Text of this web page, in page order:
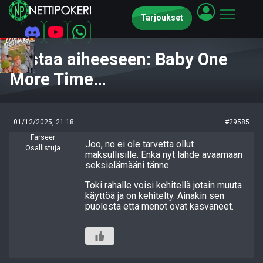
Tarjoukset
Vastaa aiheeseen: Baby One
More Time…
01/12/2025, 21:18
#29585
Farseer
Osallistuja
Joo, no ei ole tarvetta ollut
maksullisille. Enkä nyt lähde avaamaan
seksielämääni tänne.
Toki rahalle voisi kehitellä jotain muuta
käyttöä ja on kehitelty. Ainakin sen
puolesta että menot ovat kasvaneet.